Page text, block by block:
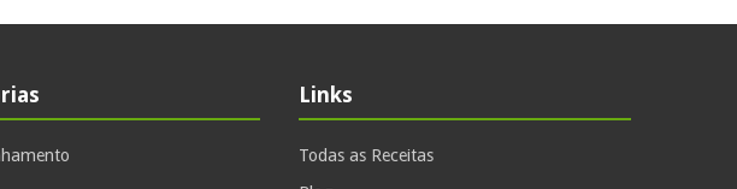
Links
Todas as Receitas